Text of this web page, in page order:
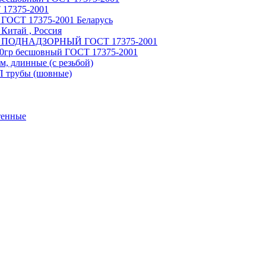
2001
17375-2001 Беларусь
, Россия
ПОДНАДЗОРНЫЙ ГОСТ 17375-2001
бесшовный ГОСТ 17375-2001
длинные (с резьбой)
трубы (шовные)